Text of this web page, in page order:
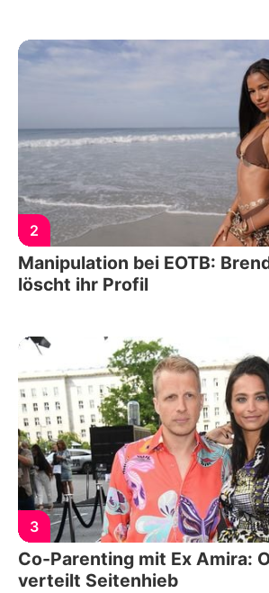
2
Manipulation bei EOTB:
löscht ihr Profil
3
Co-Parenting mit Ex Amira:
verteilt Seitenhieb